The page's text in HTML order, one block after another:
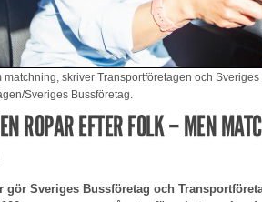
matchning, skriver Transportföretagen och Sveriges
Sveriges Bussföretag.
ROPAR EFTER FOLK – MEN
gör Sveriges Bussföretag och